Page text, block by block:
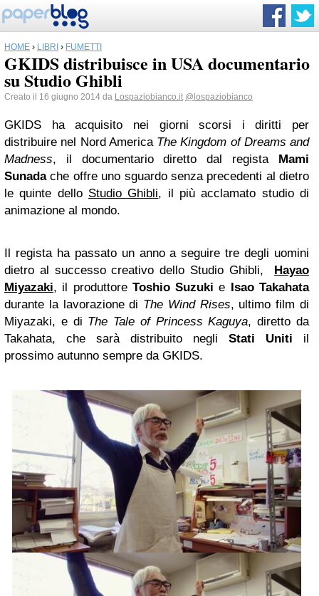
HOME › LIBRI › FUMETTI
GKIDS distribuisce in USA documentario
su Studio Ghibli
Creato il 16 giugno 2014 da Lospaziobianco.it @lospaziobianco
GKIDS ha acquisito nei giorni scorsi i diritti per
distribuire nel Nord America The Kingdom of Dreams and
Madness, il documentario diretto dal regista Mami
Sunadache offre uno sguardo senza precedenti al dietro
le quinte dello Studio Ghibli, il più acclamato studio di
animazione al mondo.
Il regista ha passato un anno a seguire tre degli uomini
dietro al successo creativo dello Studio Ghibli, Hayao
Miyazaki, il produttore Toshio Suzuki e Isao Takahata
durante la lavorazione di The Wind Rises, ultimo film di
Miyazaki, e di The Tale of Princess Kaguya, diretto da
Takahata, che sarà distribuito negli Stati Uniti il
prossimo autunno sempre da GKIDS.